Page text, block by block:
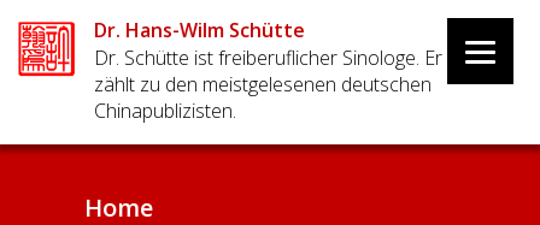
Dr. Hans-Wilm Schütte
Dr. Schütte ist freiberuflicher Sinologe. Er
zählt zu den meistgelesenen deutschen
Chinapublizisten.
Home